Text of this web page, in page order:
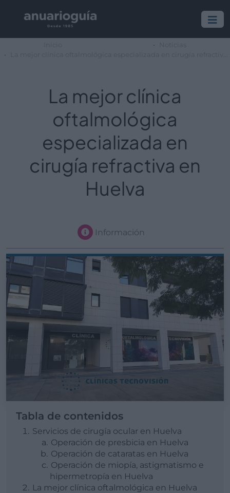
La mejor clínica
oftalmológica
especializada en
cirugía refractiva en
Huelva
Información
Tabla de contenidos
Servicios de cirugía ocular en Huelva
Operación de presbicia en Huelva
Operación de cataratas en Huelva
Operación de miopía, astigmatismo e
hipermetropía en Huelva
La mejor clínica oftalmológica en Huelva